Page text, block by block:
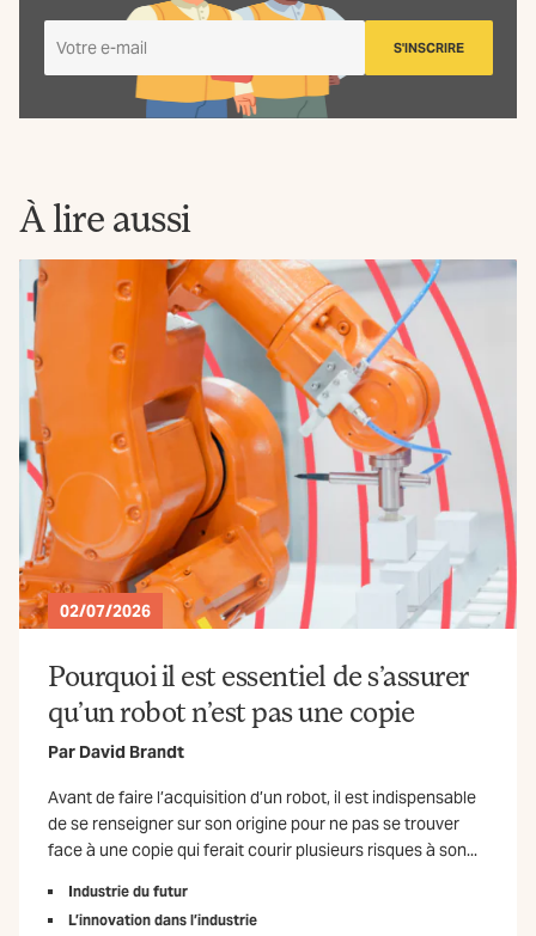
m'inscris
à
S'INSCRIRE
À lire aussi
02/07/2026
Pourquoi il est essentiel de s’assurer
qu’un robot n’est pas une copie
Par David Brandt
Avant de faire l’acquisition d’un robot, il est indispensable
de se renseigner sur son origine pour ne pas se trouver
face à une copie qui ferait courir plusieurs risques à son...
Industrie du futur
L’innovation dans l’industrie